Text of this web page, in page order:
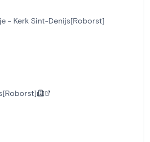
- Kerk Sint-Denijs[Roborst]